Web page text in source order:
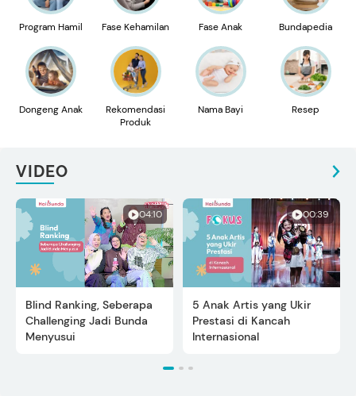
Program Hamil Fase Kehamilan Fase Anak Bundapedia
Dongeng Anak
Rekomendasi
Produk
Nama Bayi Resep
VIDEO
04:10
Blind Ranking, Seberapa
Challenging Jadi Bunda
Menyusui
00:39
5 Anak Artis yang Ukir
Prestasi di Kancah
Internasional